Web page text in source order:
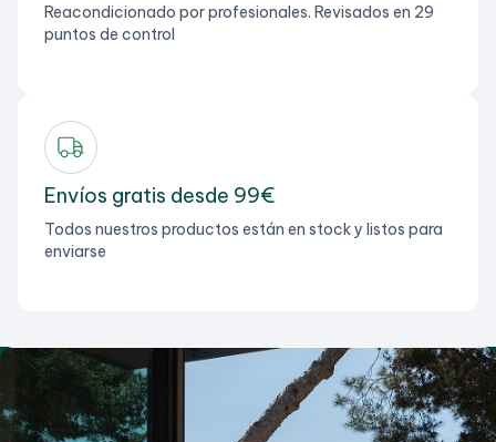
Reacondicionado por profesionales. Revisados en 29
puntos de control
Envíos gratis desde 99€
Todos nuestros productos están en stock y listos para
enviarse